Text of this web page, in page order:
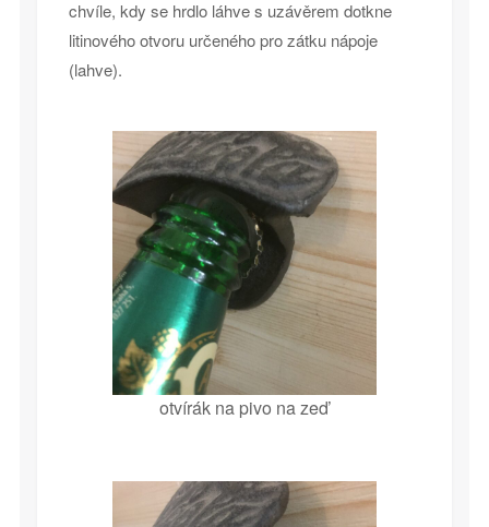
chvíle, kdy se hrdlo láhve s uzávěrem dotkne
litinového otvoru určeného pro zátku nápoje
(lahve).
otvírák na pivo na zeď